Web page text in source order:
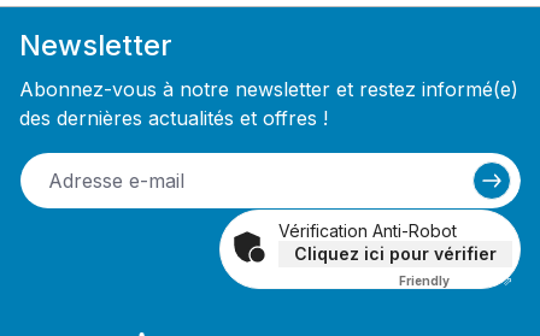
Newsletter
Abonnez-vous à notre newsletter et restez informé(e)
des dernières actualités et offres !
Vérification Anti-Robot
Cliquez ici pour vérifier
Friendly Captcha ⇗